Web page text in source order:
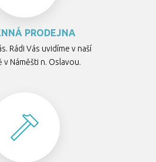
PRODEJNA
Rádi Vás uvidíme v naší
v Náměšti n. Oslavou.